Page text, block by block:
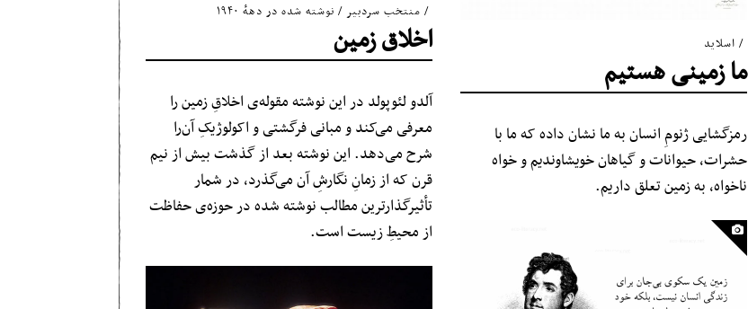
منتخب سردبیر / نوشته شده در دههٔ ۱۹۴۰
اخلاق زمین
آلدو لئوپولد در این نوشته مقوله‌ی اخلاقِ زمین را
معرفی می‌کند و مبانی فرگشتی و اکولوژیکِ آن‌را
شرح می‌دهد. این نوشته بعد از گذشت بیش از نیم
قرن که از زمانِ نگارشِ آن می‌گذرد، در شمار
تأثیرگذارترین مطالب نوشته شده در حوزه‌ی حفاظت
از محیطِ زیست است.
اسلاید
ما زمینی هستیم
رمزگشایی ژنومِ انسان به ما نشان داده که ما با
حشرات، حیوانات و گیاهان خویشاوندیم و خواه
ناخواه، به زمین تعلق داریم.